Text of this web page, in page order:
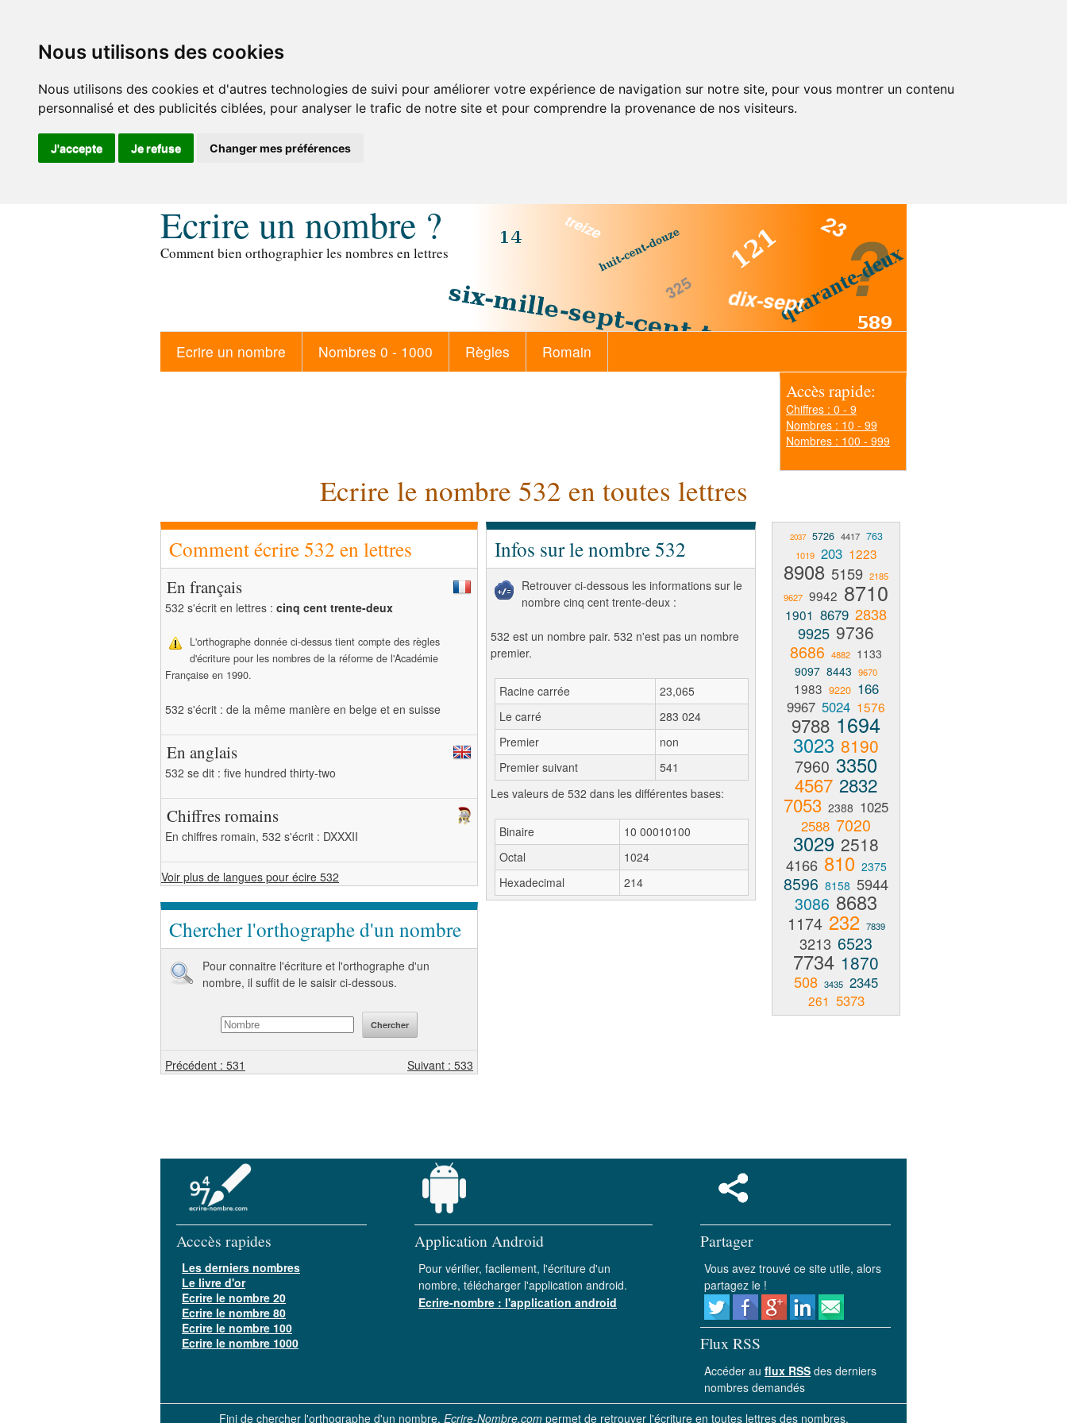
Nous utilisons des cookies
Nous utilisons des cookies et d'autres technologies de suivi pour améliorer votre expérience de navigation sur notre site, pour vous montrer un contenu
personnalisé et des publicités ciblées, pour analyser le trafic de notre site et pour comprendre la provenance de nos visiteurs.
J'accepte Je refuse Changer mes préférences
Ecrire un nombre ?
Comment bien orthographier les nombres en lettres
Ecrire un nombre Nombres 0 - 1000 Règles Romain
Accès rapide:
Chiffres : 0 - 9
Nombres : 10 - 99
Nombres : 100 - 999
Ecrire le nombre 532 en toutes lettres
Comment écrire 532 en lettres
En français
532 s'écrit en lettres : cinq cent trente-deux
L'orthographe donnée ci-dessus tient compte des règles
d'écriture pour les nombres de la réforme de l'Académie
Française en 1990.
532 s'écrit : de la même manière en belge et en suisse
En anglais
532 se dit : five hundred thirty-two
Chiffres romains
En chiffres romain, 532 s'écrit : DXXXII
Voir plus de langues pour écire 532
Chercher l'orthographe d'un nombre
Pour connaitre l'écriture et l'orthographe d'un
nombre, il suffit de le saisir ci-dessous.
Précédent : 531 Suivant : 533
Infos sur le nombre 532
Retrouver ci-dessous les informations sur le
nombre cinq cent trente-deux :
532 est un nombre pair. 532 n'est pas un nombre
premier.
Racine carrée
23,065
Le carré
283 024
Premier
non
Premier suivant
541
Les valeurs de 532 dans les différentes bases:
Binaire
10 00010100
Octal
1024
Hexadecimal
214
2037 5726 4417 763
1019 203 1223
8908 5159 2185
9627 9942 8710
1901 8679 2838
9925 9736
8686 4882 1133
9097 8443 9670
1983 9220 166
9967 5024 1576
9788 1694
3023 8190
7960 3350
4567 2832
7053 2388 1025
2588 7020
3029 2518
4166 810 2375
8596 8158 5944
3086 8683
1174 232 7839
3213 6523
7734 1870
508 3435 2345
261 5373
Acccès rapides
Les derniers nombres
Le livre d'or
Ecrire le nombre 20
Ecrire le nombre 80
Ecrire le nombre 100
Ecrire le nombre 1000
Application Android
Pour vérifier, facilement, l'écriture d'un
nombre, télécharger l'application android.
Ecrire-nombre : l'application android
Partager
Vous avez trouvé ce site utile, alors
partagez le !
Flux RSS
Accéder au flux RSS des derniers
nombres demandés
Fini de chercher l'orthographe d'un nombre. Ecrire-Nombre.compermet de retrouver l'écriture en toutes lettres des nombres.